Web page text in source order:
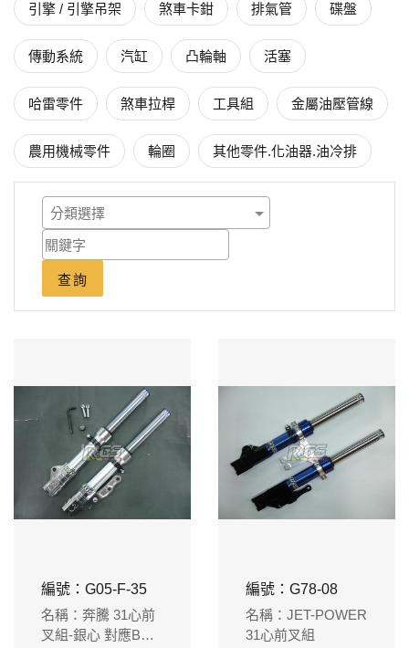
引擎 / 引擎吊架 煞車卡鉗 排氣管 碟盤
傳動系統 汽缸 凸輪軸 活塞
哈雷零件 煞車拉桿 工具組 金屬油壓管線
農用機械零件 輪圈 其他零件.化油器.油冷排
查詢
編號：G05-F-35
名稱：奔騰 31心前
叉組-銀心 對應B牌
編號：G78-08
名稱：JET-POWER
31心前叉組